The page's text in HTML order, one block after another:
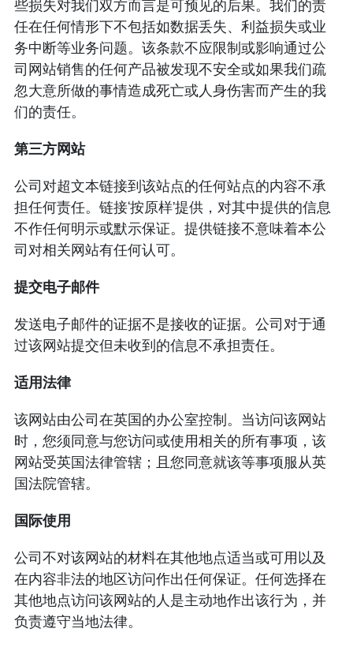
些损失对我们双方而言是可预见的后果。我们的责
任在任何情形下不包括如数据丢失、利益损失或业
务中断等业务问题。该条款不应限制或影响通过公
司网站销售的任何产品被发现不安全或如果我们疏
忽大意所做的事情造成死亡或人身伤害而产生的我
们的责任。
第三方网站
公司对超文本链接到该站点的任何站点的内容不承
担任何责任。链接‘按原样’提供，对其中提供的信息
不作任何明示或默示保证。提供链接不意味着本公
司对相关网站有任何认可。
提交电子邮件
发送电子邮件的证据不是接收的证据。公司对于通
过该网站提交但未收到的信息不承担责任。
适用法律
该网站由公司在英国的办公室控制。当访问该网站
时，您须同意与您访问或使用相关的所有事项，该
网站受英国法律管辖；且您同意就该等事项服从英
国法院管辖。
国际使用
公司不对该网站的材料在其他地点适当或可用以及
在内容非法的地区访问作出任何保证。任何选择在
其他地点访问该网站的人是主动地作出该行为，并
负责遵守当地法律。